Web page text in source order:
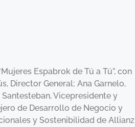
Espabrok de Tú a Tú”, con
Director General; Ana Garnelo,
Vicepresidente y
de Desarrollo de Negocio y
y Sostenibilidad de Allianz